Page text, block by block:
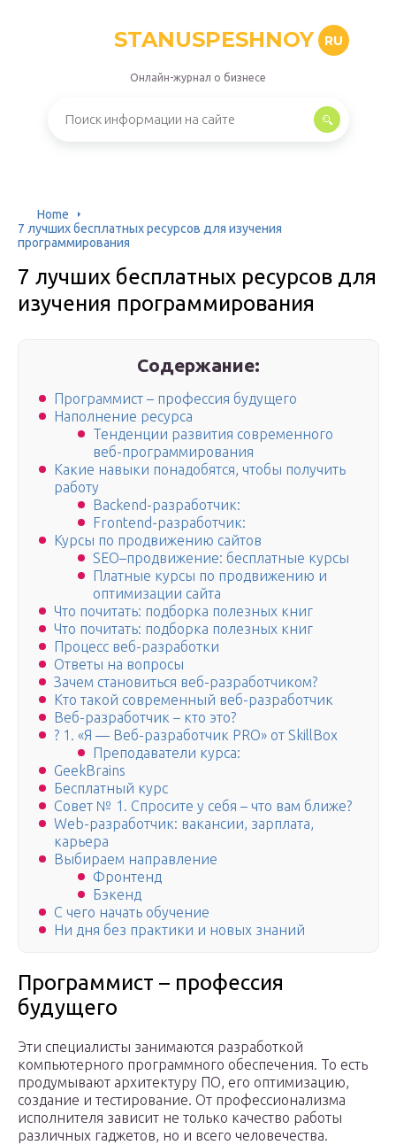
STANUSPESHNOY RU
Онлайн-журнал о бизнесе
Home
7 лучших бесплатных ресурсов для изучения
программирования
7 лучших бесплатных ресурсов для
изучения программирования
Содержание:
Программист – профессия будущего
Наполнение ресурса
Тенденции развития современного
веб-программирования
Какие навыки понадобятся, чтобы получить
работу
Backend-разработчик:
Frontend-разработчик:
Курсы по продвижению сайтов
SEO–продвижение: бесплатные курсы
Платные курсы по продвижению и
оптимизации сайта
Что почитать: подборка полезных книг
Что почитать: подборка полезных книг
Процесс веб-разработки
Ответы на вопросы
Зачем становиться веб-разработчиком?
Кто такой современный веб-разработчик
Веб-разработчик – кто это?
? 1. «Я — Веб-разработчик PRO» от SkillBox
Преподаватели курса:
GeekBrains
Бесплатный курс
Совет № 1. Спросите у себя – что вам ближе?
Web-разработчик: вакансии, зарплата,
карьера
Выбираем направление
Фронтенд
Бэкенд
С чего начать обучение
Ни дня без практики и новых знаний
Программист – профессия
будущего
Эти специалисты занимаются разработкой
компьютерного программного обеспечения. То есть
продумывают архитектуру ПО, его оптимизацию,
создание и тестирование. От профессионализма
исполнителя зависит не только качество работы
различных гаджетов, но и всего человечества.